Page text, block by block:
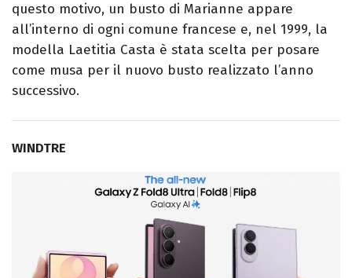
questo motivo, un busto di Marianne appare
all’interno di ogni comune francese e, nel 1999, la
modella Laetitia Casta è stata scelta per posare
come musa per il nuovo busto realizzato l’anno
successivo.
WINDTRE